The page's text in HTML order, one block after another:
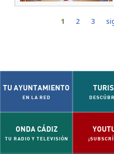
1 2 3
TU AYUNTAMIENTO
EN LA RED
ONDA CÁDIZ
TU RADIO Y TELEVISIÓN